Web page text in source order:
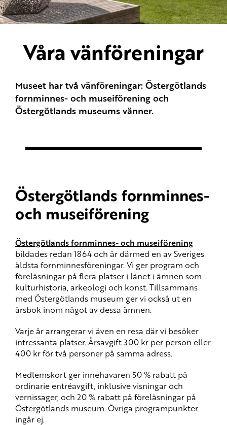
Våra vänföreningar
Museet har två vänföreningar: Östergötlands
fornminnes- och museiförening och
Östergötlands museums vänner.
Östergötlands fornminnes-
och museiförening
Östergötlands fornminnes- och museiförening
bildades redan 1864 och är därmed en av Sveriges
äldsta fornminnesföreningar. Vi ger program och
föreläsningar på flera platser i länet i ämnen som
kulturhistoria, arkeologi och konst. Tillsammans
med Östergötlands museum ger vi också ut en
årsbok inom något av dessa ämnen.
Varje år arrangerar vi även en resa där vi besöker
intressanta platser. Årsavgift 300 kr per person eller
400 kr för två personer på samma adress.
Medlemskort ger innehavaren 50 % rabatt på
ordinarie entréavgift, inklusive visningar och
vernissager, och 20 % rabatt på föreläsningar på
Östergötlands museum. Övriga programpunkter
ingår ej.